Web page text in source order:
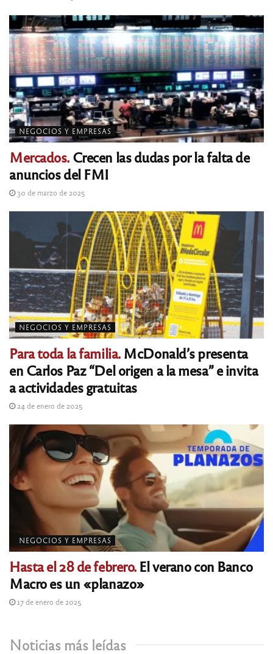
NEGOCIOS Y EMPRESAS
Mercados. Crecen las dudas por la falta de
anuncios del FMI
30 de marzo de 2025
NEGOCIOS Y EMPRESAS
Para toda la familia.McDonald’s presenta
en Carlos Paz “Del origen a la mesa” e invita
a actividades gratuitas
24 de enero de 2025
NEGOCIOS Y EMPRESAS
Hasta el 28 de febrero.El verano con Banco
Macro es un «planazo»
17 de enero de 2025
Noticias más leídas